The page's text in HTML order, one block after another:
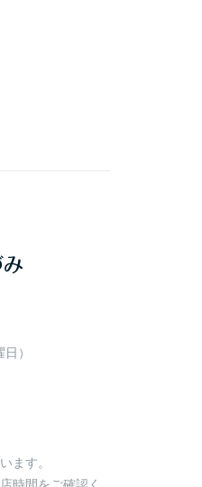
）
ます。